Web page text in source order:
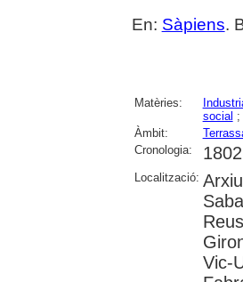
En: Sàpiens.
Matèries:
social ;
Àmbit:
Cronologia:
Localització:
Vic-